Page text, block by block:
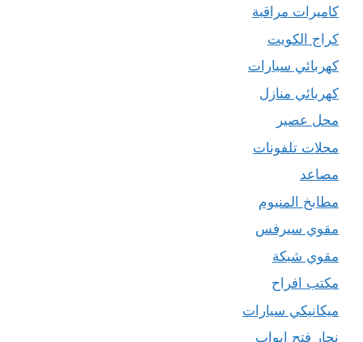
كاميرات مراقبة
كراج الكويت
كهربائي سيارات
كهربائي منازل
محل عصير
محلات تلفونات
مصاعد
مطابخ المنيوم
مقوي سيرفس
مقوي شبكة
مكتب افراح
ميكانيكي سيارات
نجار فتح ابواب